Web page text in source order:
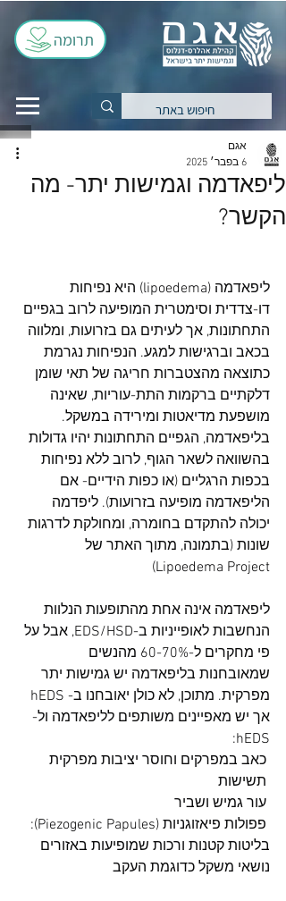
תרומה
ליפאדמה וגמישות יתר- מה
הקשר?
אגם
6 בפבר׳ 2025
ליפאדמה (lipoedema) היא נפיחות
דו-צדדית וסימטרית המופיעה לרוב בגפיים
התחתונות, אך לעיתים גם בזרועות, ומלווה
בכאב וברגישות למגע. הנפיחות נגרמת
כתוצאה מהצטברות חריגה של תאי שומן
דלקתיים ברקמות התת-עוריות, שאינה
מושפעת מדיאטות ומירידה במשקל.
בליפאדמה, הגפיים התחתונות יהיו גדולות
בהשוואה לשאר הגוף, לרוב ללא נפיחות
בכפות הרגליים (או כפות הידיים- אם
הליפאדמה מופיעה בזרועות). ליפדמה
יכולה להתקדם בחומרה, ומחולקת לדרגות
שונות (בתמונה, מתוך האתר של
Lipoedema Project)
ליפאדמה אינה אחת מהתופעות הנלוות
הנחשבות לאופייניות ב-EDS/HSD, אבל על
פי מחקרים ל-60-70% מהנשים
שמאובחנות בליפאדמה יש גמישות יתר
אך יש מאפיינים משותפים לליפאדמה ול-
hEDS:
כאב במפרקים וחוסר יציבות מפרקית
תשישות
עור גמיש ושביר
פפולות פיאזוגניות (Piezogenic Papules):
בליטות קטנות ורכות שמופיעות באזורים
נושאי משקל כדוגמת העקב